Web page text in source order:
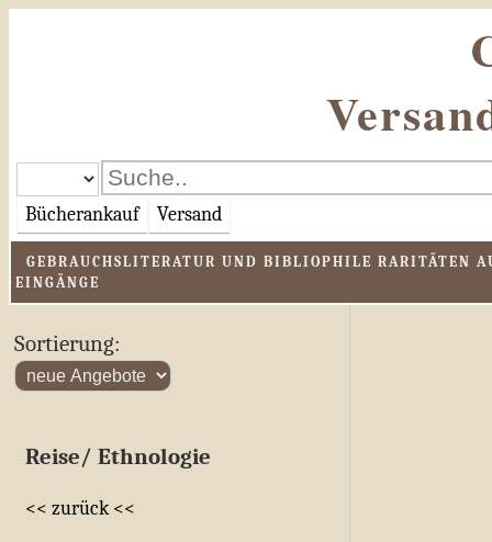
Bücherankauf Versand
GEBRAUCHSLITERATUR UND BIBLIOPHILE RARITÄTEN
EINGÄNGE
Sortierung:
Reise/ Ethnologie
<< zurück <<